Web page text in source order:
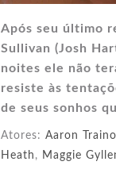
Após seu último
Sullivan (Josh
noites ele não
resiste às
de seus sonhos
Atores: Aaron
Heath , Maggie